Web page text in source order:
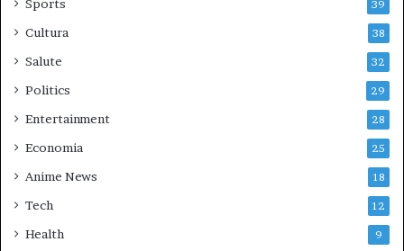
Sports 39
Cultura 38
Salute 32
Politics 29
Entertainment 28
Economia 25
Anime News 18
Tech 12
Health 9